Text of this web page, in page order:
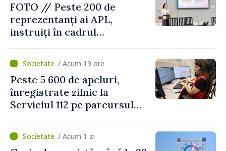
FOTO // Peste 200 de
reprezentanți ai APL,
instruiți în cadrul
Mediu privind aplicarea a
două regulamente din
domeniu
/ Acum 19 ore
Peste 5 600 de apeluri,
înregistrate zilnic la
Serviciul 112 pe parcursul
cetățeni au solicitat
ambulanța/ Acum 1 zi